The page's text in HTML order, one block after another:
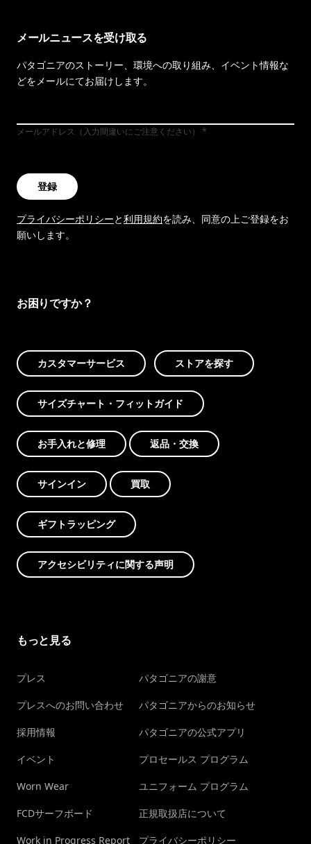
メールニュースを受け取る
パタゴニアのストーリー、環境への取り組み、イベント情報な
どをメールにてお届けします。
メールアドレス（入力間違いにご注意ください）
登録
プライバシーポリシーと利用規約を読み、同意の上ご登録をお
願いします。
お困りですか？
カスタマーサービス ストアを探す
サイズチャート・フィットガイド
お手入れと修理 返品・交換
サインイン 買取
ギフトラッピング
アクセシビリティに関する声明
もっと見る
プレス
プレスへのお問い合わせ
採用情報
イベント
Worn Wear
FCDサーフボード
Work in Progress Report
パタゴニアの謝意
パタゴニアからのお知らせ
パタゴニアの公式アプリ
プロセールス プログラム
ユニフォーム プログラム
正規取扱店について
プライバシーポリシー